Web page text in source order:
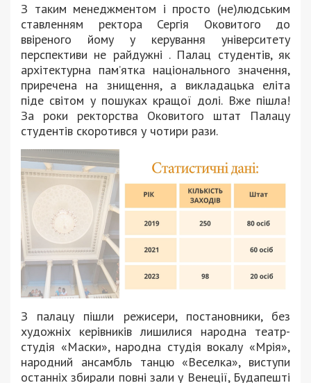
З таким менеджментом і просто (не)людським
ставленням ректора Сергія Оковитого до
ввіреного йому у керування університету
перспективи не райдужні . Палац студентів, як
архітектурна пам’ятка національного значення,
приречена на знищення, а викладацька еліта
піде світом у пошуках кращої долі. Вже пішла!
За роки ректорства Оковитого штат Палацу
студентів скоротився у чотири рази.
З палацу пішли режисери, постановники, без
художніх керівників лишилися народна театр-
студія «Маски», народна студія вокалу «Мрія»,
народний ансамбль танцю «Веселка», виступи
останніх збирали повні зали у Венеції, Будапешті